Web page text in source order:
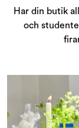
Har din butik
och
Dekor og
Sesonger og
Kampanjer og